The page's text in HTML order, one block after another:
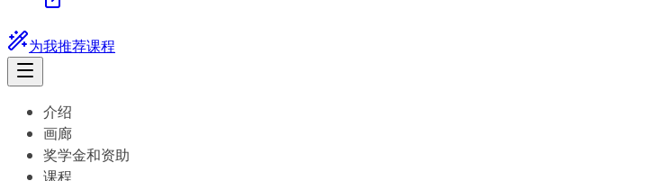
为我推荐课程
介绍
画廊
奖学金和资助
课程